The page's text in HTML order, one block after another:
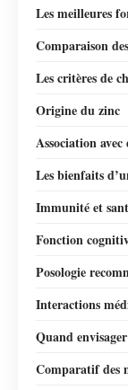
Les meilleures
Comparaison
Les critères de
Origine du zinc
Association
Les bienfaits
Immunité et
Fonction
Posologie
Interactions
Quand
Comparatif des